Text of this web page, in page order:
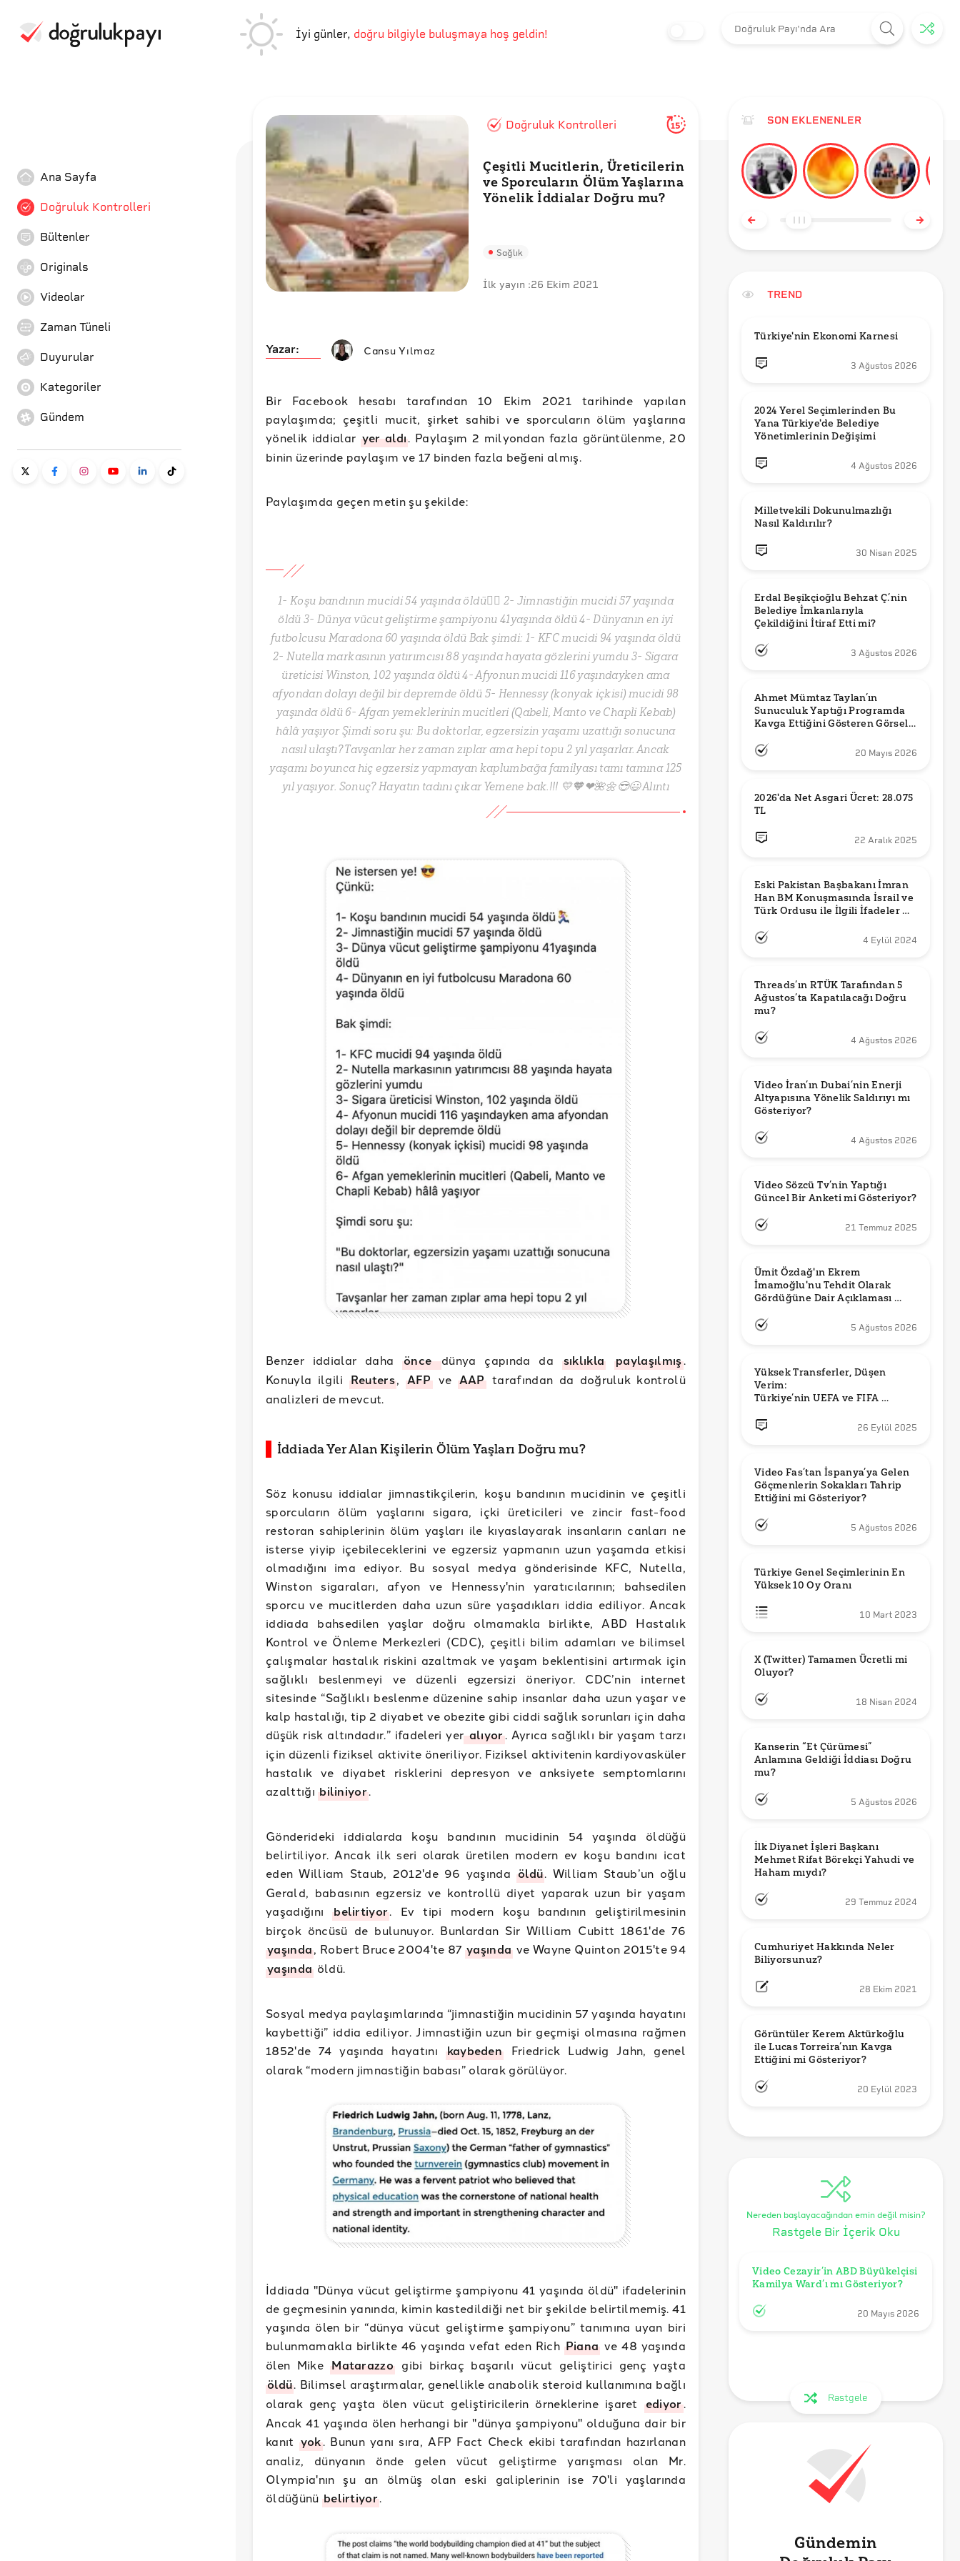
İyi günler, doğru bilgiyle buluşmaya hoş geldin!
Ana Sayfa
Doğruluk Kontrolleri
Bültenler
Originals
Videolar
Zaman Tüneli
Duyurular
Kategoriler
Gündem
Doğruluk Kontrolleri 15'
Çeşitli Mucitlerin, Üreticilerin
ve Sporcuların Ölüm Yaşlarına
Yönelik İddialar Doğru mu?
Sağlık
İlk yayın :26 Ekim 2021
Yazar: Cansu Yılmaz
Bir Facebook hesabı tarafından 10 Ekim 2021 tarihinde yapılan
paylaşımda; çeşitli mucit, şirket sahibi ve sporcuların ölüm yaşlarına
yönelik iddialar yer aldı. Paylaşım 2 milyondan fazla görüntülenme, 20
binin üzerinde paylaşım ve 17 binden fazla beğeni almış.
Paylaşımda geçen metin şu şekilde:
1- Koşu bandının mucidi 54 yaşında öldü🏃‍♀️ 2- Jimnastiğin mucidi 57 yaşında
öldü 3- Dünya vücut geliştirme şampiyonu 41yaşında öldü 4- Dünyanın en iyi
futbolcusu Maradona 60 yaşında öldü Bak şimdi: 1- KFC mucidi 94 yaşında öldü
2- Nutella markasının yatırımcısı 88 yaşında hayata gözlerini yumdu 3- Sigara
üreticisi Winston, 102 yaşında öldü 4- Afyonun mucidi 116 yaşındayken ama
afyondan dolayı değil bir depremde öldü️ 5- Hennessy (konyak içkisi) mucidi 98
yaşında öldü 6- Afgan yemeklerinin mucitleri (Qabeli, Manto ve Chapli Kebab)
hâlâ yaşıyor Şimdi soru şu: Bu doktorlar, egzersizin yaşamı uzattığı sonucuna
nasıl ulaştı? Tavşanlar her zaman zıplar ama hepi topu 2 yıl yaşarlar. Ancak
yaşamı boyunca hiç egzersiz yapmayan kaplumbağa familyası tamı tamına 125
yıl yaşıyor. Sonuç? Hayatın tadını çıkar Yemene bak.!!! 💛🧡❤🌺🌼😎😃 Alıntı
Benzer iddialar dahaöncedünya çapında da sıklıkla paylaşılmış.
Konuyla ilgili Reuters, AFPve AAPtarafından da doğruluk kontrolü
analizleri de mevcut.
İddiada Yer Alan Kişilerin Ölüm Yaşları Doğru mu?
Söz konusu iddialar jimnastikçilerin, koşu bandının mucidinin ve çeşitli
sporcuların ölüm yaşlarını sigara, içki üreticileri ve zincir fast-food
restoran sahiplerinin ölüm yaşları ile kıyaslayarak insanların canları ne
isterse yiyip içebileceklerini ve egzersiz yapmanın uzun yaşamda etkisi
olmadığını ima ediyor. Bu sosyal medya gönderisinde KFC, Nutella,
Winston sigaraları, afyon ve Hennessy'nin yaratıcılarının; bahsedilen
sporcu ve mucitlerden daha uzun süre yaşadıkları iddia ediliyor. Ancak
iddiada bahsedilen yaşlar doğru olmamakla birlikte, ABD Hastalık
Kontrol ve Önleme Merkezleri (CDC), çeşitli bilim adamları ve bilimsel
çalışmalar hastalık riskini azaltmak ve yaşam beklentisini artırmak için
sağlıklı beslenmeyi ve düzenli egzersizi öneriyor. CDC’nin internet
sitesinde “Sağlıklı beslenme düzenine sahip insanlar daha uzun yaşar ve
kalp hastalığı, tip 2 diyabet ve obezite gibi ciddi sağlık sorunları için daha
düşük risk altındadır.” ifadeleri yeralıyor. Ayrıca sağlıklı bir yaşam tarzı
için düzenli fiziksel aktivite öneriliyor. Fiziksel aktivitenin kardiyovasküler
hastalık ve diyabet risklerini depresyon ve anksiyete semptomlarını
azalttığıbiliniyor.
Gönderideki iddialarda koşu bandının mucidinin 54 yaşında öldüğü
belirtiliyor. Ancak ilk seri olarak üretilen modern ev koşu bandını icat
eden William Staub, 2012'de 96 yaşındaöldü. William Staub’un oğlu
Gerald, babasının egzersiz ve kontrollü diyet yaparak uzun bir yaşam
yaşadığınıbelirtiyor. Ev tipi modern koşu bandının geliştirilmesinin
birçok öncüsü de bulunuyor. Bunlardan Sir William Cubitt 1861'de 76
yaşında, Robert Bruce 2004'te 87yaşında ve Wayne Quinton 2015'te 94
yaşında öldü.
Sosyal medya paylaşımlarında “jimnastiğin mucidinin 57 yaşında hayatını
kaybettiği” iddia ediliyor. Jimnastiğin uzun bir geçmişi olmasına rağmen
1852'de 74 yaşında hayatını kaybeden Friedrick Ludwig Jahn, genel
olarak “modern jimnastiğin babası” olarak görülüyor.
İddiada "Dünya vücut geliştirme şampiyonu 41 yaşında öldü" ifadelerinin
de geçmesinin yanında, kimin kastedildiği net bir şekilde belirtilmemiş. 41
yaşında ölen bir “dünya vücut geliştirme şampiyonu” tanımına uyan biri
bulunmamakla birlikte 46 yaşında vefat eden Rich Piana ve 48 yaşında
ölen MikeMatarazzo gibi birkaç başarılı vücut geliştirici genç yaşta
öldü. Bilimsel araştırmalar, genellikle anabolik steroid kullanımına bağlı
olarak genç yaşta ölen vücut geliştiricilerin örneklerine işaret ediyor.
Ancak 41 yaşında ölen herhangi bir "dünya şampiyonu" olduğuna dair bir
kanıt yok. Bunun yanı sıra, AFP Fact Check ekibi tarafından hazırlanan
analiz, dünyanın önde gelen vücut geliştirme yarışması olan Mr.
Olympia'nın şu an ölmüş olan eski galiplerinin ise 70'li yaşlarında
öldüğünü belirtiyor.
SON EKLENENLER
TREND
Türkiye'nin Ekonomi Karnesi
3 Ağustos 2026
2024 Yerel Seçimlerinden Bu
Yana Türkiye'de Belediye
Yönetimlerinin Değişimi
4 Ağustos 2026
Milletvekili Dokunulmazlığı
Nasıl Kaldırılır?
30 Nisan 2025
Erdal Beşikçioğlu Behzat Ç.’nin
Belediye İmkanlarıyla
3 Ağustos 2026
Ahmet Mümtaz Taylan’ın
Sunuculuk Yaptığı Programda
Kavga Ettiğini Gösteren Görsel
20 Mayıs 2026
2026'da Net Asgari Ücret: 28.075
TL
22 Aralık 2025
Eski Pakistan Başbakanı İmran
Han BM Konuşmasında İsrail ve
Türk Ordusu ile İlgili İfadeler mi
4 Eylül 2024
Threads’ın RTÜK Tarafından 5
Ağustos’ta Kapatılacağı Doğru
mu?
4 Ağustos 2026
Video İran’ın Dubai’nin Enerji
Altyapısına Yönelik Saldırıyı mı
Gösteriyor?
4 Ağustos 2026
Video Sözcü Tv’nin Yaptığı
Güncel Bir Anketi mi Gösteriyor?
21 Temmuz 2025
Ümit Özdağ'ın Ekrem
İmamoğlu'nu Tehdit Olarak
Gördüğüne Dair Açıklaması
5 Ağustos 2026
Yüksek Transferler, Düşen
Verim:
Türkiye’nin UEFA ve FIFA
26 Eylül 2025
Video Fas’tan İspanya’ya Gelen
Göçmenlerin Sokakları Tahrip
Ettiğini mi Gösteriyor?
5 Ağustos 2026
Türkiye Genel Seçimlerinin En
Yüksek 10 Oy Oranı
10 Mart 2023
X (Twitter) Tamamen Ücretli mi
Oluyor?
18 Nisan 2024
Kanserin “Et Çürümesi”
Anlamına Geldiği İddiası Doğru
mu?
5 Ağustos 2026
İlk Diyanet İşleri Başkanı
Mehmet Rifat Börekçi Yahudi ve
Haham mıydı?
29 Temmuz 2024
Cumhuriyet Hakkında Neler
Biliyorsunuz?
28 Ekim 2021
Görüntüler Kerem Aktürkoğlu
ile Lucas Torreira’nın Kavga
Ettiğini mi Gösteriyor?
20 Eylül 2023
Nereden başlayacağından emin değil misin?
Rastgele Bir İçerik Oku
Video Cezayir’in ABD Büyükelçisi
Kamilya Ward’ı mı Gösteriyor?
20 Mayıs 2026
Rastgele
Gündemin